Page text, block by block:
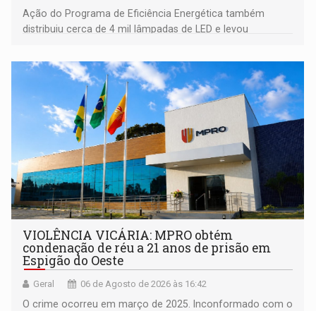
Ação do Programa de Eficiência Energética também
distribuiu cerca de 4 mil lâmpadas de LED e levou
comunidade
VIOLÊNCIA VICÁRIA: MPRO obtém
condenação de réu a 21 anos de prisão em
Espigão do Oeste
Geral 06 de Agosto de 2026 às 16:42
O crime ocorreu em março de 2025. Inconformado com o